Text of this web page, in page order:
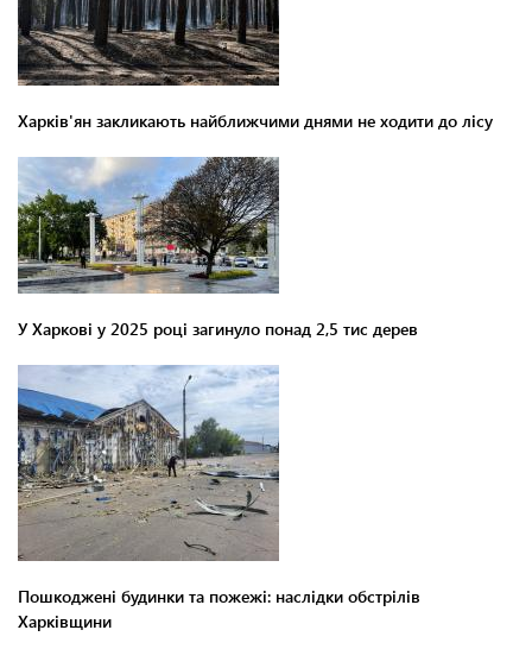
Харків'ян закликають найближчими днями не ходити до лісу
У Харкові у 2025 році загинуло понад 2,5 тис дерев
Пошкоджені будинки та пожежі: наслідки обстрілів
Харківщини